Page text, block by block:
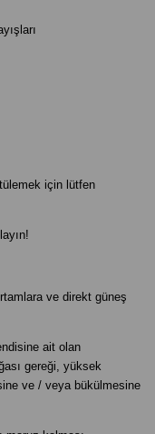
için lütfen
ve direkt güneş
ait olan
gereği, yüksek
ve / veya bükülmesine